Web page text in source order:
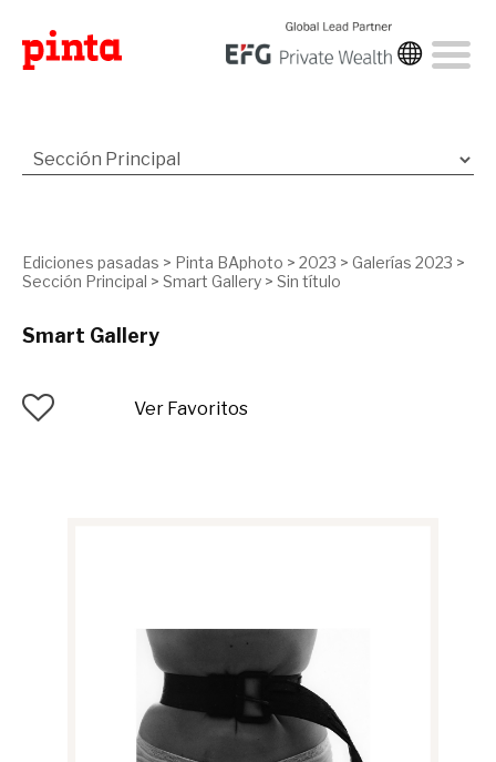
Ediciones pasadas > Pinta BAphoto > 2023 > Galerías 2023 >
Sección Principal > Smart Gallery > Sin título
Smart Gallery
Ver Favoritos